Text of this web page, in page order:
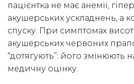
пацієнтка не має анемії,
акушерських ускладнень, а
спуску. При симптомах
акушерських червоних
“дотягують”: його змінюють
медичну оцінку.